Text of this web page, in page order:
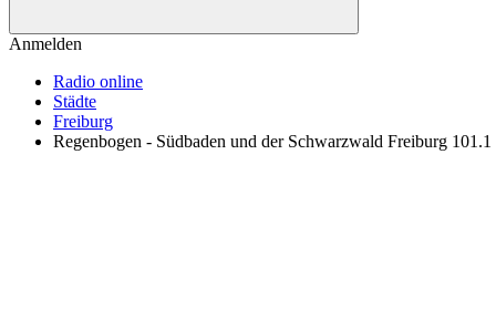
Anmelden
Radio online
Städte
Freiburg
Regenbogen - Südbaden und der Schwarzwald Freiburg